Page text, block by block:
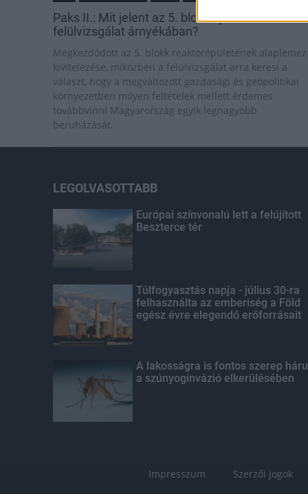
Paks II.: Mit jelent az 5. blokk új mérföldköve a
felülvizsgálat árnyékában?
Megkezdődött az 5. blokk reaktorépületének
kivitelezése, miközben a felülvizsgálat arra keresi a
választ, hogy a megváltozott gazdasági és geopolitikai
környezetben milyen feltételek mellett érdemes
továbbvinni Magyarország egyik legnagyobb
beruházását.
LEGOLVASOTTABB
Európai színvonalú lett a felújított
Beszterce tér
Túlfogyasztás napja - július 30-ra
felhasználta az emberiség a Föld
egész évre elegendő erőforrásait
A lakosságra is fontos szerep
a szúnyoginvázió elkerülésében
Impresszum Szerzői jogok